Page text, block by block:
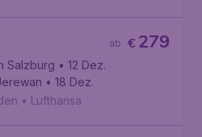
€279
ab
Salzburg • 12 Dez.
• 18 Dez.
• Lufthansa